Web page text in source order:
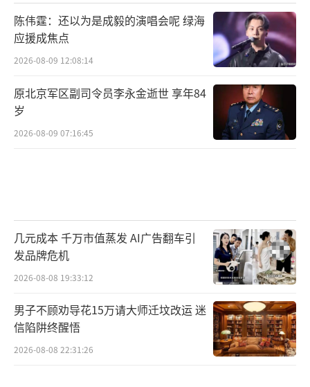
陈伟霆：还以为是成毅的演唱会呢 绿海
应援成焦点
2026-08-09 12:08:14
原北京军区副司令员李永金逝世 享年84
岁
2026-08-09 07:16:45
几元成本 千万市值蒸发 AI广告翻车引
发品牌危机
2026-08-08 19:33:12
男子不顾劝导花15万请大师迁坟改运 迷
信陷阱终醒悟
2026-08-08 22:31:26